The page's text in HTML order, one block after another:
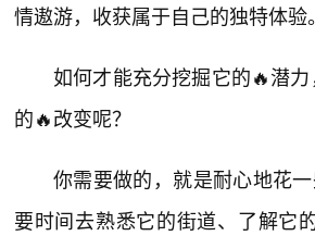
情遨游，收获属于自己的独特体验。
如何才能充分挖掘它的🔥潜
的🔥改变呢？
你需要做的，就是耐心地花
要时间去熟悉它的街道、了解它